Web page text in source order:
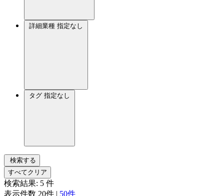
詳細業種 指定なし
タグ 指定なし
検索する
すべてクリア
検索結果: 5 件
表示件数 20件 | 50件